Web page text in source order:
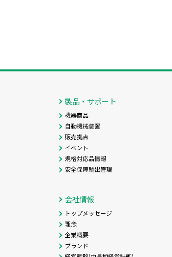
製品・サポート
機器商品
自動機械装置
販売拠点
イベント
規格対応品情報
安全保障輸出管理
会社情報
トップメッセージ
理念
企業概要
ブランド